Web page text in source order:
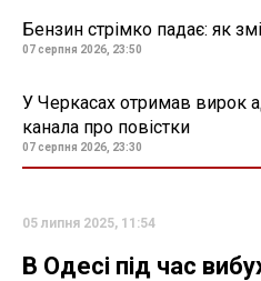
Бензин стрімко падає: як
07 серпня 2026, 23:50
У Черкасах отримав вирок
канала про повістки
07 серпня 2026, 23:30
05 липня 2025, 11:54
В Одесі під час